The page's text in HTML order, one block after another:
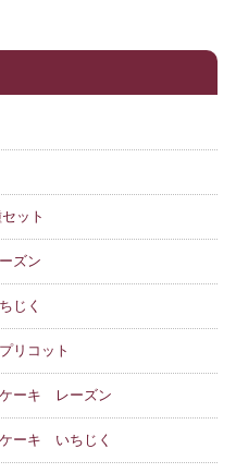
ット
ズン
じく
リコット
ケーキ レーズン
ケーキ いちじく